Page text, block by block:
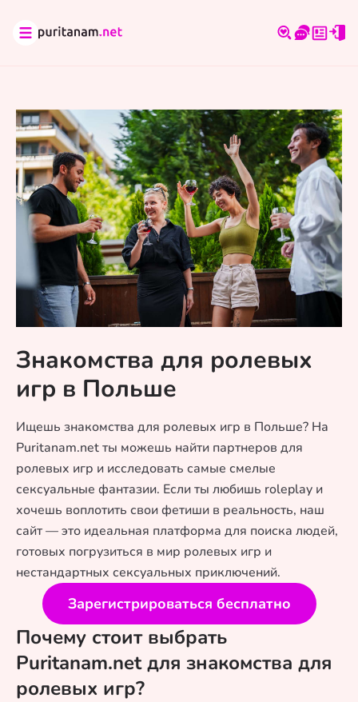
Знакомства для ролевых
игр в Польше
Ищешь знакомства для ролевых игр в Польше? На
Puritanam.net ты можешь найти партнеров для
ролевых игр и исследовать самые смелые
сексуальные фантазии. Если ты любишь roleplay и
хочешь воплотить свои фетиши в реальность, наш
сайт — это идеальная платформа для поиска людей,
готовых погрузиться в мир ролевых игр и
нестандартных сексуальных приключений.
Зарегистрироваться бесплатно
Почему стоит выбрать
Puritanam.net для знакомства для
ролевых игр?